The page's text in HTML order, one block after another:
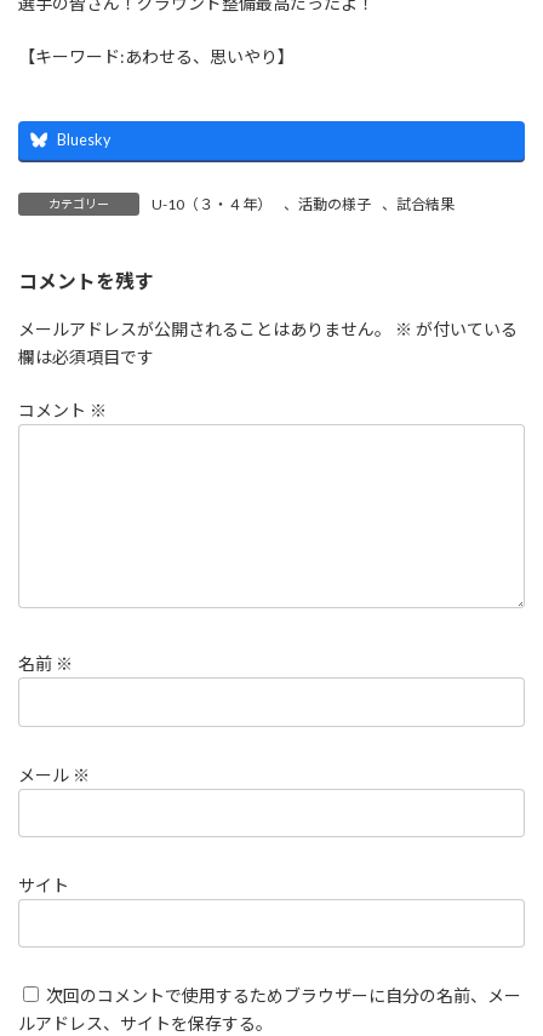
【キーワード:あわせる、思いやり】
Bluesky
カテゴリー U-10（３・４年） 、 活動の様子 、試合結果
コメントを残す
メールアドレスが公開されることはありません。 ※ が付いている
欄は必須項目です
コメント ※
名前 ※
メール ※
サイト
次回のコメントで使用するためブラウザーに自分の名前、メー
ルアドレス、サイトを保存する。